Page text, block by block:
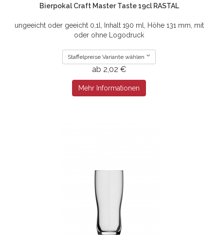
Bierpokal Craft Master Taste 19cl RASTAL
ungeeicht oder geeicht 0,1l, Inhalt 190 ml, Höhe 131 mm, mit
oder ohne Logodruck
Staffelpreise Variante wählen
ab 2,02 €
Mehr Informationen